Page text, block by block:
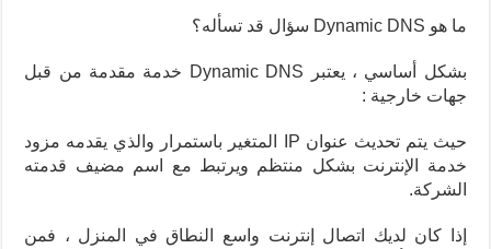
ما هو Dynamic DNS سؤال قد تسأله؟
بشكل أساسي ، يعتبر Dynamic DNS خدمة مقدمة من قبل
جهات خارجية :
حيث يتم تحديث عنوان IP المتغير باستمرار والذي يقدمه مزود
خدمة الإنترنت بشكل منتظم ويرتبط مع اسم مضيف قدمته
الشركة.
إذا كان لديك اتصال إنترنت واسع النطاق في المنزل ، فمن